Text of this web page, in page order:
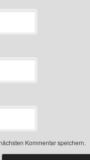
Kommentar speichern.